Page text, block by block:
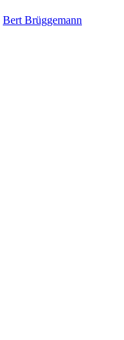
Bert Brüggemann